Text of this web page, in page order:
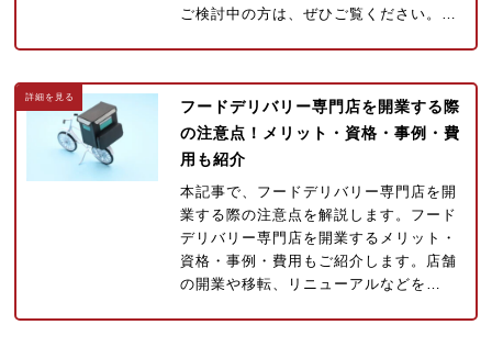
ご検討中の方は、ぜひご覧ください。…
フードデリバリー専門店を開業する際
の注意点！メリット・資格・事例・費
用も紹介
本記事で、フードデリバリー専門店を開
業する際の注意点を解説します。フード
デリバリー専門店を開業するメリット・
資格・事例・費用もご紹介します。店舗
の開業や移転、リニューアルなどを…